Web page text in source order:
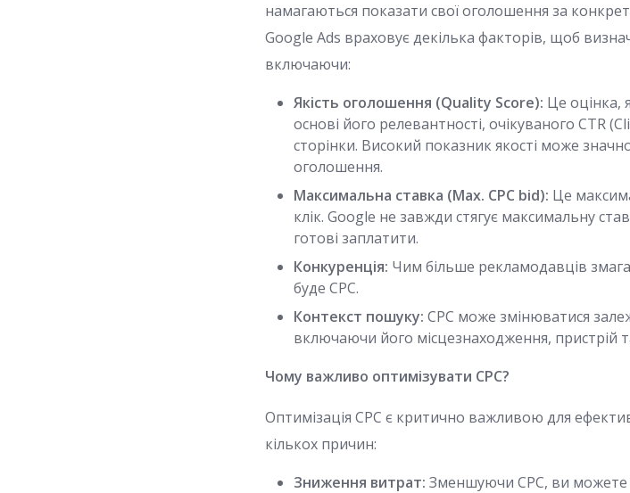
намагаються показати свої оголошення за
Google Ads враховує декілька факторів, щоб
включаючи:
Якість оголошення (Quality Score): Це оцінка,
основі його релевантності, очікуваного CTR
сторінки. Високий показник якості може
оголошення.
Максимальна ставка (Max. CPC bid): Це
клік. Google не завжди стягує максимальну
готові заплатити.
Конкуренція: Чим більше рекламодавців
буде CPC.
Контекст пошуку: CPC може змінюватися
включаючи його місцезнаходження, пристрій
Чому важливо оптимізувати CPC?
Оптимізація CPC є критично важливою для
кількох причин:
Зниження витрат: Зменшуючи CPC, ви можете